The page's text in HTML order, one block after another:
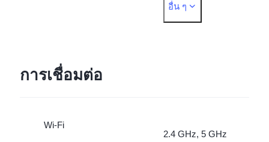
Video, Live Photo
อื่น ๆ
การเชื่อมต่อ
Wi-Fi
2.4 GHz, 5 GHz